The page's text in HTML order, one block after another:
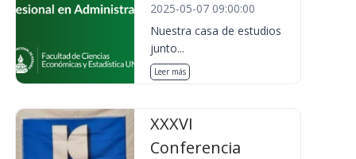
2025-05-07 09:00:00
Nuestra casa de estudios
junto...
Leer más
XXXVI
Conferencia